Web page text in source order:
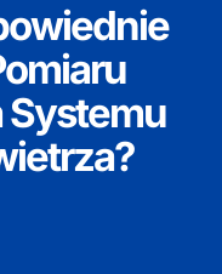
Systemu